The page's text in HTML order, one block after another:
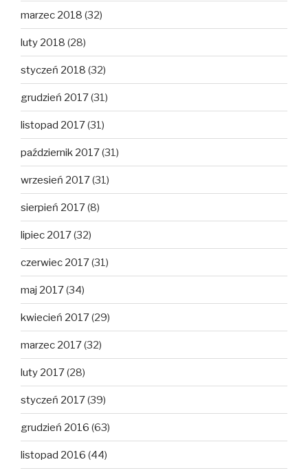
marzec 2018 (32)
luty 2018 (28)
styczeń 2018 (32)
grudzień 2017(31)
listopad 2017(31)
październik 2017(31)
wrzesień 2017(31)
sierpień 2017(8)
lipiec 2017(32)
czerwiec 2017(31)
maj 2017(34)
kwiecień 2017(29)
marzec 2017(32)
luty 2017(28)
styczeń 2017(39)
grudzień 2016 (63)
listopad 2016 (44)